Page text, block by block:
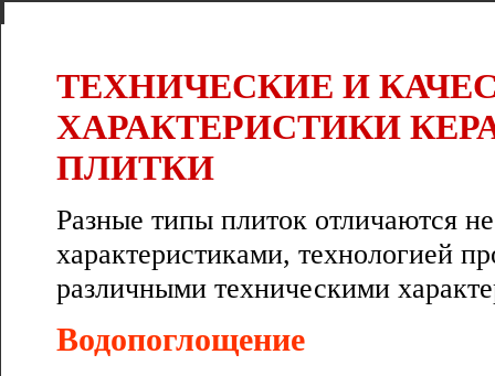
ТЕХНИЧЕСКИЕ И
ХАРАКТЕРИСТИКИ
ПЛИТКИ
Разные типы плиток отличаются
характеристиками, технологией
различными техническими
Водопоглощение